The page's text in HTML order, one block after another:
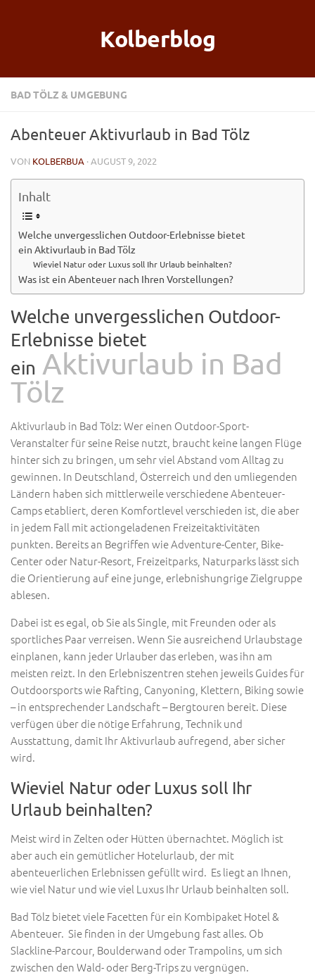
Kolberblog
BAD TÖLZ & UMGEBUNG
Abenteuer Aktivurlaub in Bad Tölz
VON KOLBERBUA · AUGUST 9, 2022
Inhalt
Welche unvergesslichen Outdoor-Erlebnisse bietet
ein Aktivurlaub in Bad Tölz
Wieviel Natur oder Luxus soll Ihr Urlaub beinhalten?
Was ist ein Abenteuer nach Ihren Vorstellungen?
Welche unvergesslichen Outdoor-
Erlebnisse bietet
ein Aktivurlaub in Bad
Tölz
Aktivurlaub in Bad Tölz: Wer einen Outdoor-Sport-
Veranstalter für seine Reise nutzt, braucht keine langen Flüge
hinter sich zu bringen, um sehr viel Abstand vom Alltag zu
gewinnen. In Deutschland, Österreich und den umliegenden
Ländern haben sich mittlerweile verschiedene Abenteuer-
Camps etabliert, deren Komfortlevel verschieden ist, die aber
in jedem Fall mit actiongeladenen Freizeitaktivitäten
punkten. Bereits an Begriffen wie Adventure-Center, Bike-
Center oder Natur-Resort, Freizeitparks, Naturparks lässt sich
die Orientierung auf eine junge, erlebnishungrige Zielgruppe
ablesen.
Dabei ist es egal, ob Sie als Single, mit Freunden oder als
sportliches Paar verreisen. Wenn Sie ausreichend Urlaubstage
einplanen, kann jeder Urlauber das erleben, was ihn am
meisten reizt. In den Erlebniszentren stehen jeweils Guides für
Outdoorsports wie Rafting, Canyoning, Klettern, Biking sowie
– in entsprechender Landschaft – Bergtouren bereit. Diese
verfügen über die nötige Erfahrung, Technik und
Ausstattung, damit Ihr Aktivurlaub aufregend, aber sicher
wird.
Wieviel Natur oder Luxus soll Ihr
Urlaub beinhalten?
Meist wird in Zelten oder Hütten übernachtet. Möglich ist
aber auch ein gemütlicher Hotelurlaub, der mit
abenteuerlichen Erlebnissen gefüllt wird. Es liegt an Ihnen,
wie viel Natur und wie viel Luxus Ihr Urlaub beinhalten soll.
Bad Tölz bietet viele Facetten für ein Kombipaket Hotel &
Abenteuer. Sie finden in der Umgebung fast alles. Ob
Slackline-Parcour, Boulderwand oder Trampolins, um sich
zwischen den Wald- oder Berg-Trips zu vergnügen.